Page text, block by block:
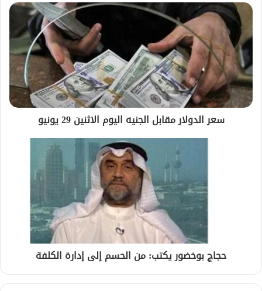
سعر الدولار مقابل الجنيه اليوم الاثنين 29 يونيو
حجاج بوخضور يكتب: من الحسم إلى إدارة الكلفة